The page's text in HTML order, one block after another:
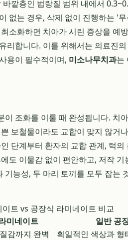
깥층인 법랑질 범위 내에서
없는 경우, 삭제 없이 진행하는 '
소화하면 치아가 시린 증상을 예
리합니다. 이를 위해서는 의료진
용이 필수적이며, 미소나무치과는
조화를 이룰 때 완성됩니다. 치
보철물이라도 교합이 맞지 않거
단계부터 환자의 교합 관계, 턱
도 이물감 없이 편안하고, 저작
기능성, 두 마리 토끼를 모두 잡는
트 vs 공장식 라미네이트 비교
미네이트
일반 공
감까지 완벽
획일적인 색상과